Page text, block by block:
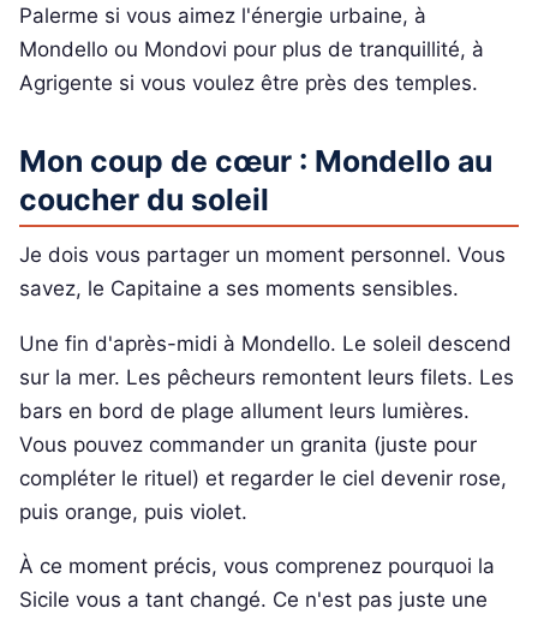
Palerme si vous aimez l'énergie urbaine, à
Mondello ou Mondovi pour plus de tranquillité, à
Agrigente si vous voulez être près des temples.
Mon coup de cœur : Mondello au
coucher du soleil
Je dois vous partager un moment personnel. Vous
savez, le Capitaine a ses moments sensibles.
Une fin d'après-midi à Mondello. Le soleil descend
sur la mer. Les pêcheurs remontent leurs filets. Les
bars en bord de plage allument leurs lumières.
Vous pouvez commander un granita (juste pour
compléter le rituel) et regarder le ciel devenir rose,
puis orange, puis violet.
À ce moment précis, vous comprenez pourquoi la
Sicile vous a tant changé. Ce n'est pas juste une